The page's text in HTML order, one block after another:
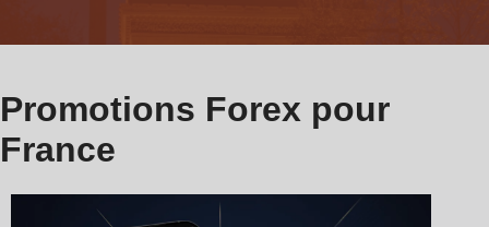
Promotions Forex pour
France